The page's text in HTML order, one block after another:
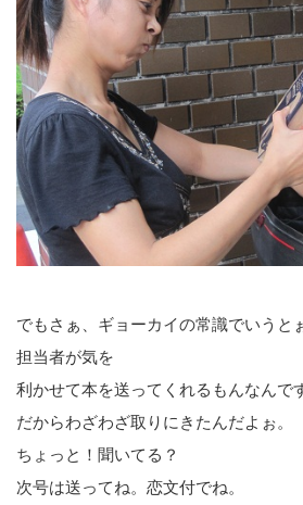
でもさぁ、ギョーカイの常識でいうと
担当者が気を
利かせて本を送ってくれるもんなんで
だからわざわざ取りにきたんだよぉ。
ちょっと！聞いてる？
次号は送ってね。恋文付でね。